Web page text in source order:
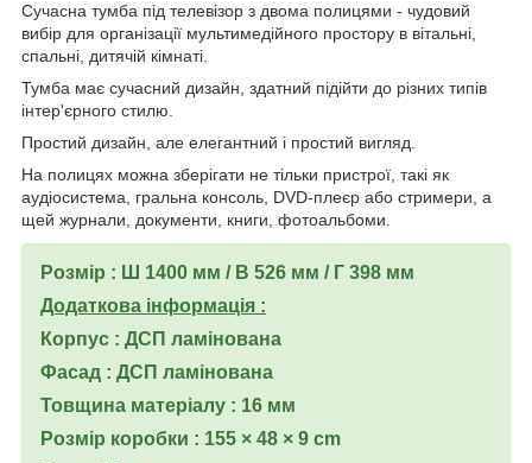
Сучасна тумба під телевізор з двома полицями - чудовий
вибір для організації мультимедійного простору в вітальні,
спальні, дитячій кімнаті.
Тумба має сучасний дизайн, здатний підійти до різних типів
інтер'єрного стилю.
Простий дизайн, але елегантний і простий вигляд.
На полицях можна зберігати не тільки пристрої, такі як
аудіосистема, гральна консоль, DVD-плеєр або стримери, а
щей журнали, документи, книги, фотоальбоми.
Розмір : Ш 1400 мм / В 526 мм / Г 398 мм
Додаткова інформація :
Корпус : ДСП ламінована
Фасад : ДСП ламінована
Товщина матеріалу : 16 мм
Розмір коробки : 155 × 48 × 9 cm